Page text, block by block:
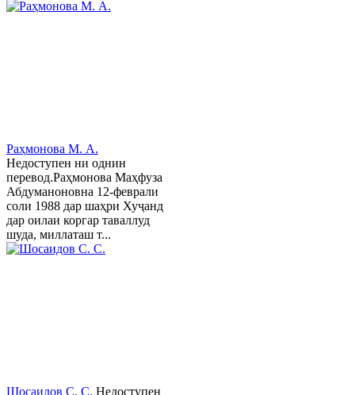
Раҳмонова М. А.
Недоступен ни однин
перевод.Раҳмонова Маҳфуза
Абдуманоновна 12-феврали
соли 1988 дар шаҳри Хуҷанд
дар оилаи коргар таваллуд
шуда, миллаташ т...
Шосаидов С. С. Недоступен